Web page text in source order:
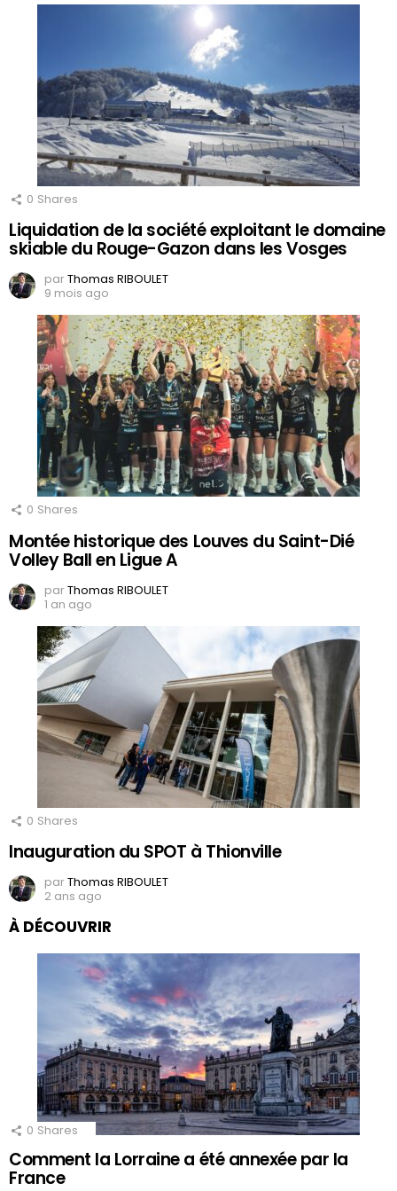
0 Shares
Liquidation de la société exploitant le domaine
skiable du Rouge-Gazon dans les Vosges
parThomas RIBOULET
9 mois ago
0 Shares
Montée historique des Louves du Saint-Dié
Volley Ball en Ligue A
parThomas RIBOULET
1 an ago
0 Shares
Inauguration du SPOT à Thionville
parThomas RIBOULET
2 ans ago
À DÉCOUVRIR
0 Shares
Comment la Lorraine a été annexée par la
France